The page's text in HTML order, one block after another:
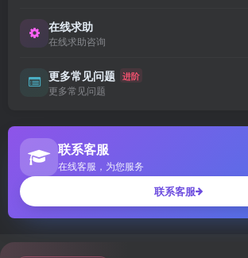
在线求助
在线求助咨询
更多常见问题 进阶
更多常见问题
联系客服
在线客服，为您服务
联系客服